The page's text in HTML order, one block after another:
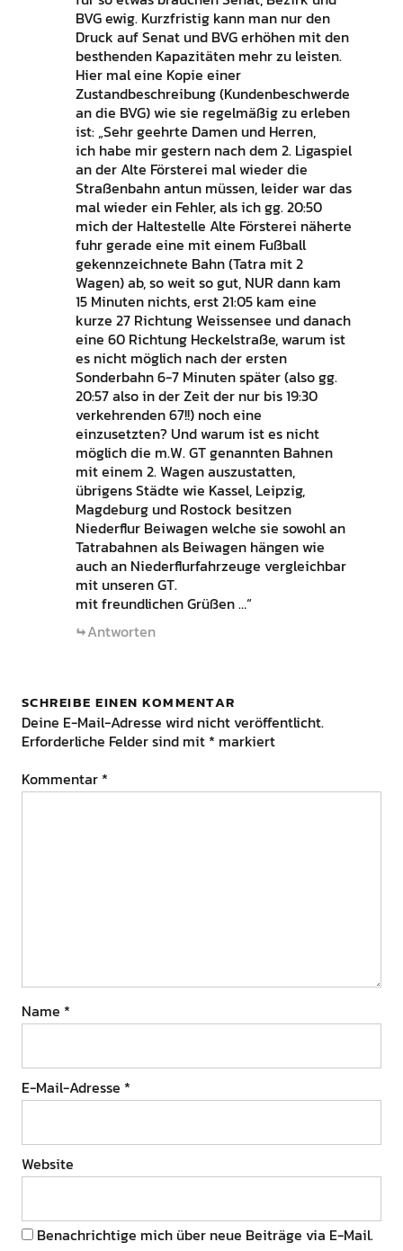
BVG ewig. Kurzfristig kann man nur den
Druck auf Senat und BVG erhöhen mit den
besthenden Kapazitäten mehr zu leisten.
Hier mal eine Kopie einer
Zustandbeschreibung (Kundenbeschwerde
an die BVG) wie sie regelmäßig zu erleben
ist: „Sehr geehrte Damen und Herren,
ich habe mir gestern nach dem 2. Ligaspiel
an der Alte Försterei mal wieder die
Straßenbahn antun müssen, leider war das
mal wieder ein Fehler, als ich gg. 20:50
mich der Haltestelle Alte Försterei näherte
fuhr gerade eine mit einem Fußball
gekennzeichnete Bahn (Tatra mit 2
Wagen) ab, so weit so gut, NUR dann kam
15 Minuten nichts, erst 21:05 kam eine
kurze 27 Richtung Weissensee und danach
eine 60 Richtung Heckelstraße, warum ist
es nicht möglich nach der ersten
Sonderbahn 6-7 Minuten später (also gg.
20:57 also in der Zeit der nur bis 19:30
verkehrenden 67!!) noch eine
einzusetzten? Und warum ist es nicht
möglich die m.W. GT genannten Bahnen
mit einem 2. Wagen auszustatten,
übrigens Städte wie Kassel, Leipzig,
Magdeburg und Rostock besitzen
Niederflur Beiwagen welche sie sowohl an
Tatrabahnen als Beiwagen hängen wie
auch an Niederflurfahrzeuge vergleichbar
mit unseren GT.
mit freundlichen Grüßen …“
Antworten
SCHREIBE EINEN KOMMENTAR
Deine E-Mail-Adresse wird nicht veröffentlicht.
Erforderliche Felder sind mit * markiert
Kommentar *
Name *
E-Mail-Adresse *
Website
Benachrichtige mich über neue Beiträge via E-Mail.